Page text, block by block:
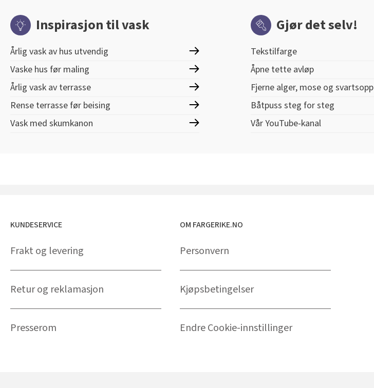
Inspirasjon til vask
Årlig vask av hus utvendig
Vaske hus før maling
Årlig vask av terrasse
Rense terrasse før beising
Vask med skumkanon
Gjør det selv!
Tekstilfarge
Åpne tette avløp
Fjerne alger, mose og svartsopp
Båtpuss steg for steg
Vår YouTube-kanal
KUNDESERVICE
Frakt og levering
Retur og reklamasjon
Presserom
OM FARGERIKE.NO
Personvern
Kjøpsbetingelser
Endre Cookie-innstillinger